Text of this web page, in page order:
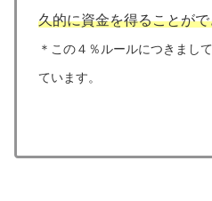
久的に資金を得ることが
＊この４％ルールにつきまし
ています。